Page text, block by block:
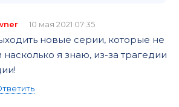
10 мая 2021 07:35
новые серии, которые не
я знаю, из-за трагедии